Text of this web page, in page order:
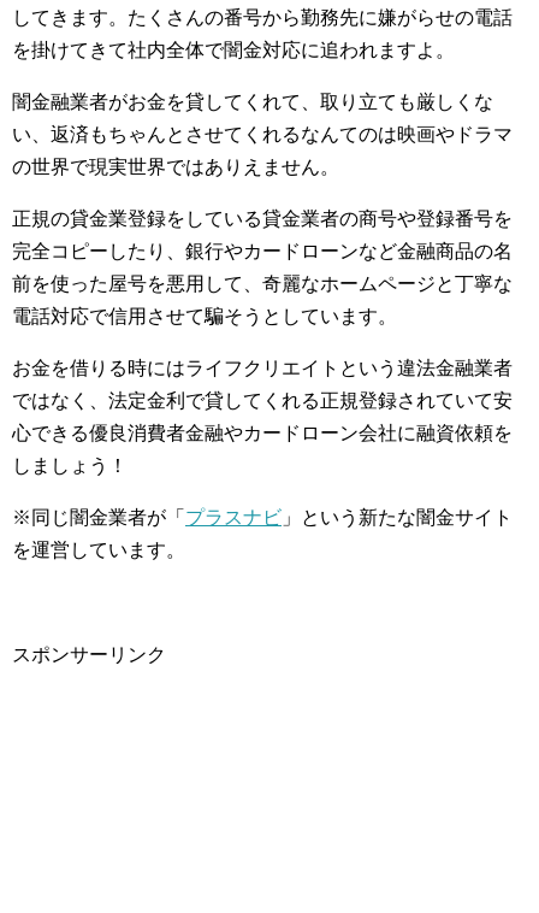
してきます。たくさんの番号から勤務先に嫌がらせの電話
を掛けてきて社内全体で闇金対応に追われますよ。
闇金融業者がお金を貸してくれて、取り立ても厳しくな
い、返済もちゃんとさせてくれるなんてのは映画やドラマ
の世界で現実世界ではありえません。
正規の貸金業登録をしている貸金業者の商号や登録番号を
完全コピーしたり、銀行やカードローンなど金融商品の名
前を使った屋号を悪用して、奇麗なホームページと丁寧な
電話対応で信用させて騙そうとしています。
お金を借りる時にはライフクリエイトという違法金融業者
ではなく、法定金利で貸してくれる正規登録されていて安
心できる優良消費者金融やカードローン会社に融資依頼を
しましょう！
※同じ闇金業者が「 プラスナビ 」という新たな闇金サイト
を運営しています。
スポンサーリンク